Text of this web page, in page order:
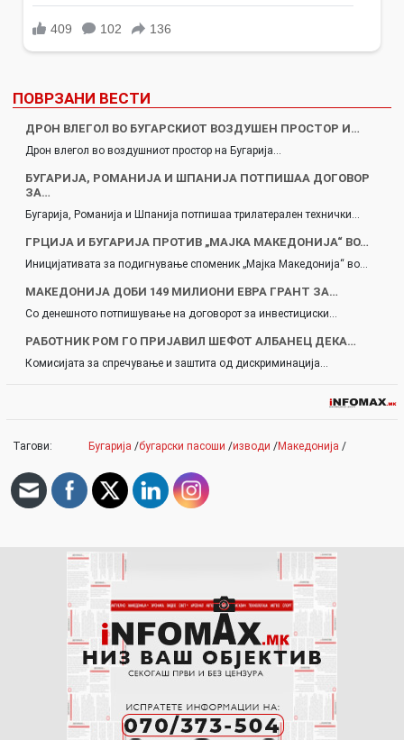
ПОВРЗАНИ ВЕСТИ
ДРОН ВЛЕГОЛ ВО БУГАРСКИОТ ВОЗДУШЕН ПРОСТОР И…
Дрон влегол во воздушниот простор на Бугарија…
БУГАРИЈА, РОМАНИЈА И ШПАНИЈА ПОТПИШАА ДОГОВОР
ЗА…
Бугарија, Романија и Шпанија потпишаа трилатерален технички…
ГРЦИЈА И БУГАРИЈA ПРОТИВ „МАЈКА МАКЕДОНИЈА“ ВО…
Иницијативата за подигнување споменик „Мајка Македонија“ во…
МАКЕДОНИЈА ДОБИ 149 МИЛИОНИ ЕВРА ГРАНТ ЗА…
Со денешното потпишување на договорот за инвестициски…
РАБОТНИК РОМ ГО ПРИЈАВИЛ ШЕФОТ АЛБАНЕЦ ДЕКА…
Комисијата за спречување и заштита од дискриминација…
Тагови: Бугарија /бугарски пасоши /изводи /Македонија /